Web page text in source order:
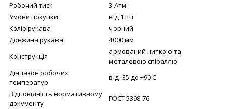
Робочий тиск
3 Атм
Умови покупки
від 1 шт
Колір рукава
чорний
Довжина рукава
4000 мм
Конструкція
армований ниткою та
металевою спіраллю
Діапазон робочих
температур
від -35 до +90 С
Відповідність нормативному
документу
ГОСТ 5398-76